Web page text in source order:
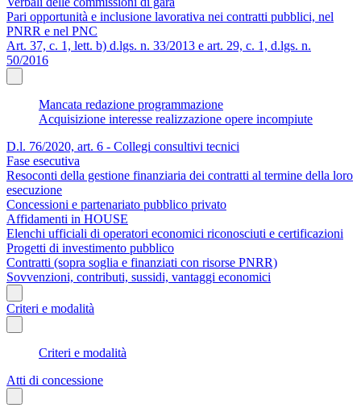
Pari opportunità e inclusione lavorativa nei contratti pubblici, nel
PNRR e nel PNC
Art. 37, c. 1, lett. b) d.lgs. n. 33/2013 e art. 29, c. 1, d.lgs. n.
50/2016
Mancata redazione programmazione
Acquisizione interesse realizzazione opere incompiute
D.l. 76/2020, art. 6 - Collegi consultivi tecnici
Fase esecutiva
Resoconti della gestione finanziaria dei contratti al termine della loro
esecuzione
Concessioni e partenariato pubblico privato
Affidamenti in HOUSE
Elenchi ufficiali di operatori economici riconosciuti e certificazioni
Progetti di investimento pubblico
Contratti (sopra soglia e finanziati con risorse PNRR)
Sovvenzioni, contributi, sussidi, vantaggi economici
Criteri e modalità
Criteri e modalità
Atti di concessione